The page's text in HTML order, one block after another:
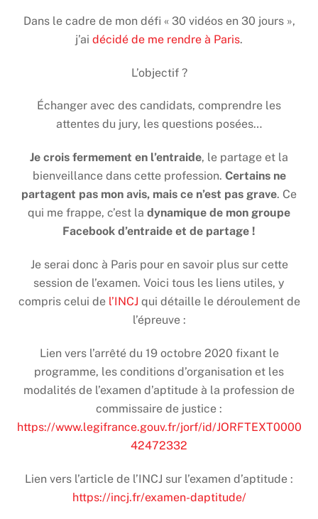
Dans le cadre de mon défi « 30 vidéos en 30 jours »,
j’ai décidé de me rendre à Paris.
L’objectif ?
Échanger avec des candidats, comprendre les
attentes du jury, les questions posées…
Je crois fermement en l’entraide, le partage et la
bienveillance dans cette profession. Certains ne
partagent pas mon avis, mais ce n’est pas grave. Ce
qui me frappe, c’est la dynamique de mon groupe
Facebook d’entraide et de partage !
Je serai donc à Paris pour en savoir plus sur cette
session de l’examen. Voici tous les liens utiles, y
compris celui de l’INCJ qui détaille le déroulement de
l’épreuve :
Lien vers l’arrêté du 19 octobre 2020 fixant le
programme, les conditions d’organisation et les
modalités de l’examen d’aptitude à la profession de
commissaire de justice :
https://www.legifrance.gouv.fr/jorf/id/JORFTEXT0000
42472332
Lien vers l’article de l’INCJ sur l’examen d’aptitude :
https://incj.fr/examen-daptitude/